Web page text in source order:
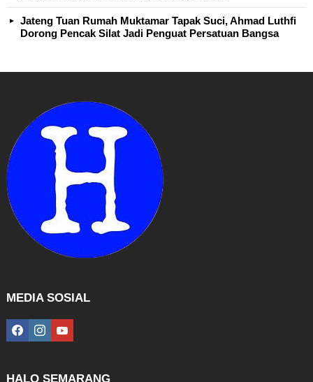
Jateng Tuan Rumah Muktamar Tapak Suci, Ahmad Luthfi
Dorong Pencak Silat Jadi Penguat Persatuan Bangsa
MEDIA SOSIAL
facebookinstagramyoutube
HALO SEMARANG